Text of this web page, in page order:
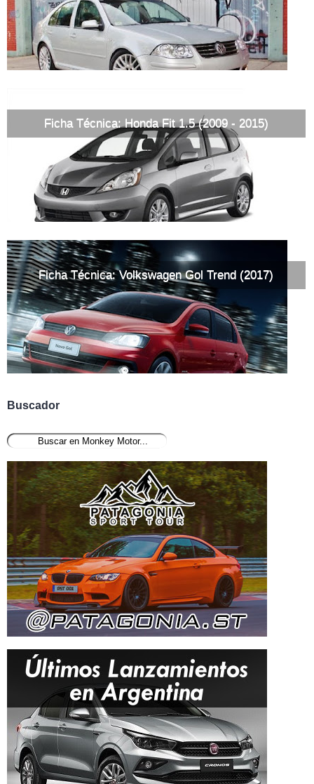
Ficha Técnica: Honda Fit 1.5 (2009 - 2015)
Ficha Técnica: Volkswagen Gol Trend (2017)
Buscador